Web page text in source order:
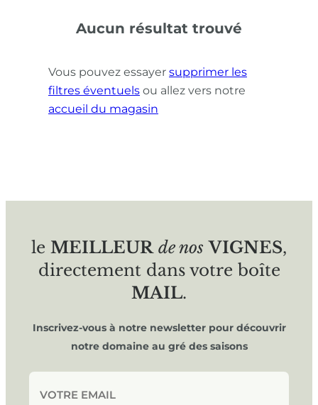
Aucun résultat trouvé
Vous pouvez essayer supprimer les
filtres éventuels ou allez vers notre
accueil du magasin
le MEILLEUR de nos VIGNES,
directement dans votre boîte
MAIL.
Inscrivez-vous à notre newsletter pour découvrir
notre domaine au gré des saisons